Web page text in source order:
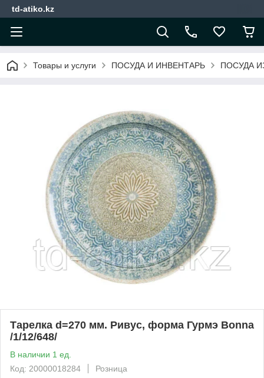
td-atiko.kz
Товары и услуги ПОСУДА И ИНВЕНТАРЬ ПОСУДА
Тарелка d=270 мм. Ривус, форма Гурмэ Bonna
/1/12/648/
В наличии 1 ед.
Код: 20000018284
Розница